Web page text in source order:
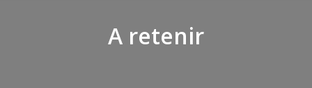
A retenir